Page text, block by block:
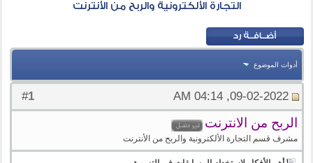
التجارة الألكترونية والربح من الأنترنت
أدوات الموضوع
#
1 09-02-2022, 04:14 AM
الربح من الانترنت
مشرف قسم التجارة الألكترونية والربح من الأنترنت